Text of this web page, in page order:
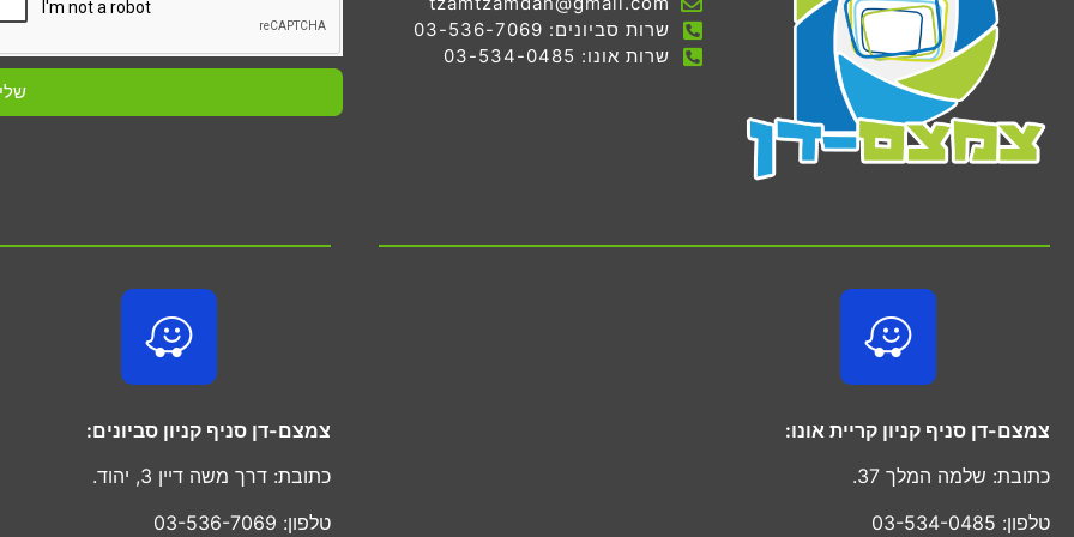
שרות סביונים: 03-536-7069
שרות אונו: 03-534-0485
צמצם-דן סניף קניון קריית אונו:
כתובת: שלמה המלך 37.
טלפון: 03-534-0485
צמצם-דן סניף קניון סביונים:
כתובת: דרך משה דיין 3, יהוד.
טלפון: 03-536-7069